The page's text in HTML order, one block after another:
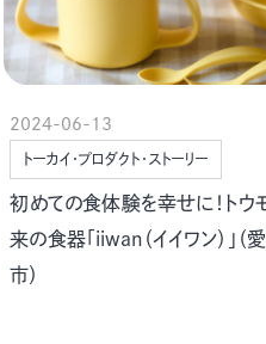
2024-06-13
トーカイ・プロダクト・ストーリー
初めての食体験を幸せに！トウ
来の食器「iiwan（イイワン）」（
市）